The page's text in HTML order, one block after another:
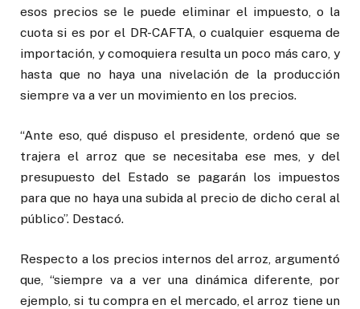
esos precios se le puede eliminar el impuesto, o la
cuota si es por el DR-CAFTA, o cualquier esquema de
importación, y comoquiera resulta un poco más caro, y
hasta que no haya una nivelación de la producción
siempre va a ver un movimiento en los precios.
“Ante eso, qué dispuso el presidente, ordenó que se
trajera el arroz que se necesitaba ese mes, y del
presupuesto del Estado se pagarán los impuestos
para que no haya una subida al precio de dicho ceral al
público”. Destacó.
Respecto a los precios internos del arroz, argumentó
que, “siempre va a ver una dinámica diferente, por
ejemplo, si tu compra en el mercado, el arroz tiene un